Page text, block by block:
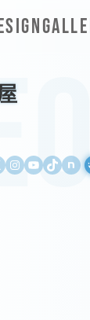
Instagram
YouTube
TikTok